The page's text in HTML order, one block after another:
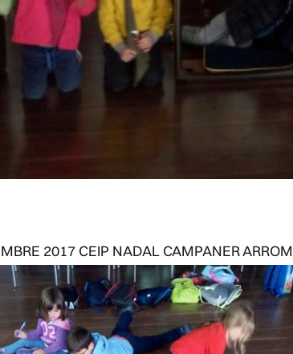
2017 CEIP NADAL CAMPANER ARROM